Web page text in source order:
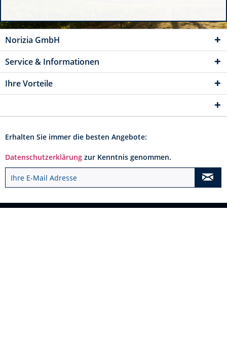
Norizia GmbH
Service & Informationen
Ihre Vorteile
Erhalten Sie immer die besten Angebote:
Datenschutzerklärung zur Kenntnis genommen.